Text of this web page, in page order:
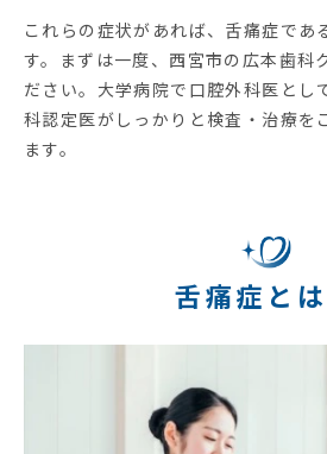
これらの症状があれば、舌痛症であ
す。まずは一度、西宮市の広本歯科
ださい。大学病院で口腔外科医とし
科認定医がしっかりと検査・治療を
ます。
舌痛症とは